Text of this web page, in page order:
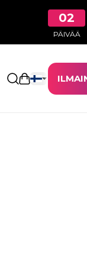
02
PÄIVÄÄ
Avaa ostoskori